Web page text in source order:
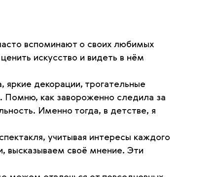
вспоминают о своих любимых
искусство и видеть в нём
декорации, трогательные
Помню, как завороженно следила за
Именно тогда, в детстве, я
учитывая интересы каждого
высказываем своё мнение. Эти